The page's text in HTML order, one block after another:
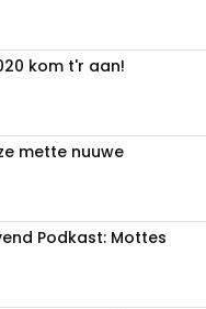
kom t'r aan!
mette nuuwe
Podkast: Mottes